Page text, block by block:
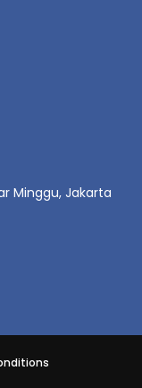
Minggu, Jakarta